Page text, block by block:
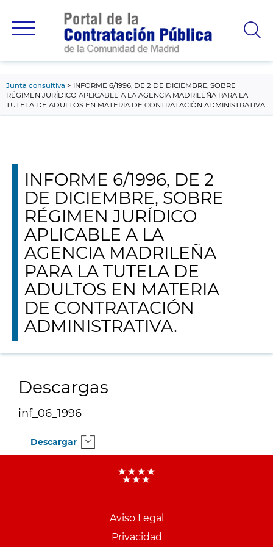
principal
Junta consultiva
INFORME 6/1996, DE 2 DE DICIEMBRE, SOBRE
RÉGIMEN JURÍDICO APLICABLE A LA AGENCIA MADRILEÑA PARA LA
TUTELA DE ADULTOS EN MATERIA DE CONTRATACIÓN ADMINISTRATIVA.
INFORME 6/1996, DE 2
DE DICIEMBRE, SOBRE
RÉGIMEN JURÍDICO
APLICABLE A LA
AGENCIA MADRILEÑA
PARA LA TUTELA DE
ADULTOS EN MATERIA
DE CONTRATACIÓN
ADMINISTRATIVA.
Descargas
inf_06_1996
Descargar
Aviso Legal
Privacidad